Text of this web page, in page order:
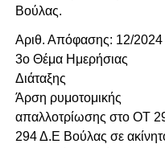
Βούλας.
Αριθ. Απόφασης: 12/2024
3ο Θέμα Ημερήσιας
Διάταξης
Άρση ρυμοτομικής
απαλλοτρίωσης στο ΟΤ
294 Δ.Ε Βούλας σε